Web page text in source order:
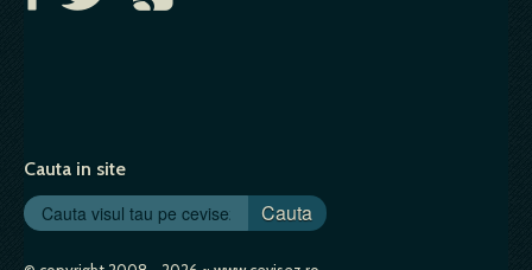
Cauta in site
Cauta